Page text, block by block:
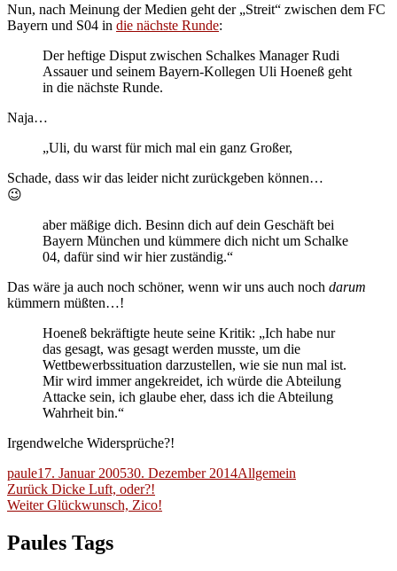
Nun, nach Meinung der Medien geht der „Streit“ zwischen dem FC
Bayern und S04 in die nächste Runde:
Der heftige Disput zwischen Schalkes Manager Rudi
Assauer und seinem Bayern-Kollegen Uli Hoeneß geht
in die nächste Runde.
Naja…
„Uli, du warst für mich mal ein ganz Großer,
Schade, dass wir das leider nicht zurückgeben können…
😉
aber mäßige dich. Besinn dich auf dein Geschäft bei
Bayern München und kümmere dich nicht um Schalke
04, dafür sind wir hier zuständig.“
Das wäre ja auch noch schöner, wenn wir uns auch noch darum
kümmern müßten…!
Hoeneß bekräftigte heute seine Kritik: „Ich habe nur
das gesagt, was gesagt werden musste, um die
Wettbewerbssituation darzustellen, wie sie nun mal ist.
Mir wird immer angekreidet, ich würde die Abteilung
Attacke sein, ich glaube eher, dass ich die Abteilung
Wahrheit bin.“
Irgendwelche Widersprüche?!
Autor
pauleVeröffentlicht
am
17. Januar 200530. Dezember 2014Kategorien
Allgemein
Beitragsnavigation
Zurück Vorheriger
Beitrag:
Dicke Luft, oder?!
Weiter Nächster
Glückwunsch, Zico!
Paules Tags